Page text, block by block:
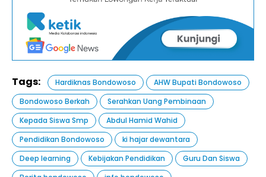
Tags: Hardiknas Bondowoso
AHW Bupati Bondowoso
Bondowoso Berkah
Serahkan Uang Pembinaan
Kepada Siswa Smp
Abdul Hamid Wahid
Pendidikan Bondowoso
ki hajar dewantara
Deep learning
Kebijakan Pendidikan
Guru Dan Siswa